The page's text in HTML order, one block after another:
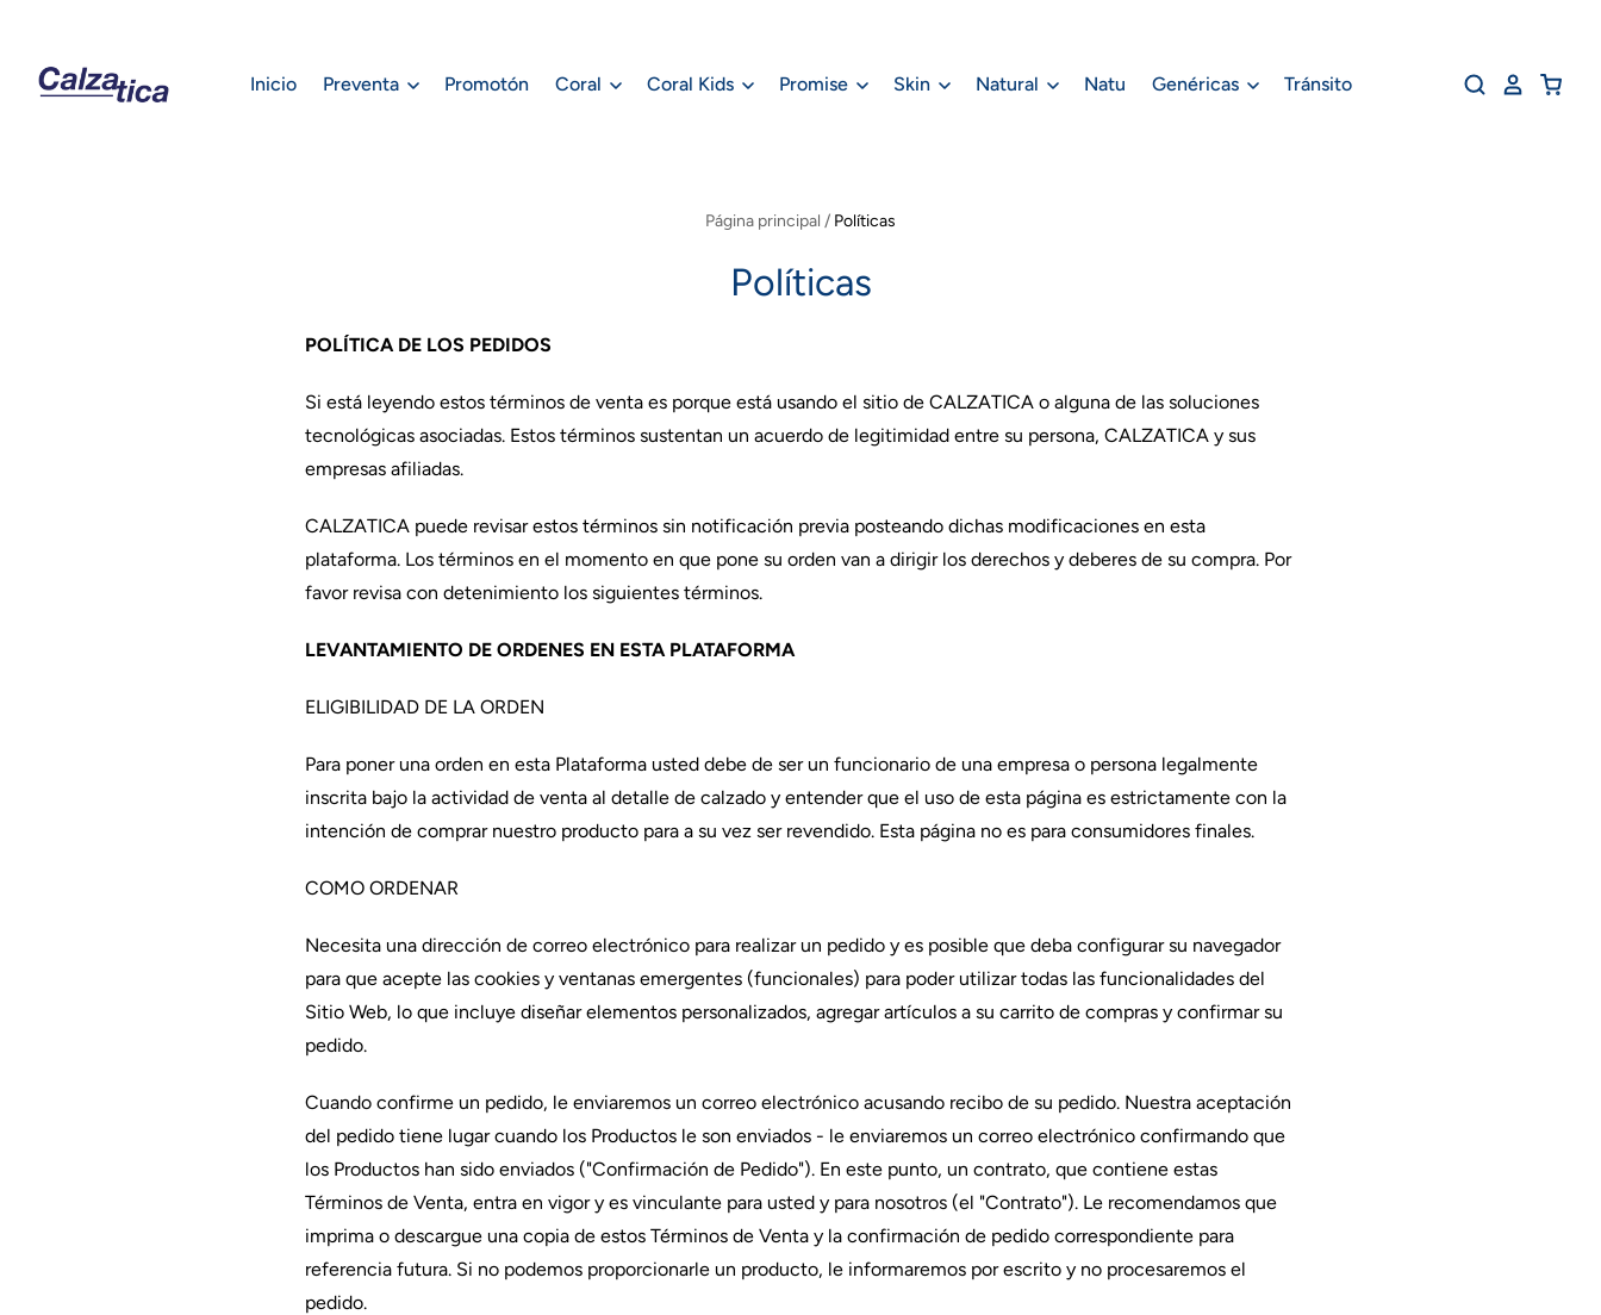
Inicio Preventa Promotón Coral Coral Kids Promise Skin Natural Natu Genéricas Tránsito
Página principal / Políticas
Políticas
POLÍTICA DE LOS PEDIDOS
Si está leyendo estos términos de venta es porque está usando el sitio de CALZATICA o alguna de las soluciones
tecnológicas asociadas. Estos términos sustentan un acuerdo de legitimidad entre su persona, CALZATICA y sus
empresas afiliadas.
CALZATICA puede revisar estos términos sin notificación previa posteando dichas modificaciones en esta
plataforma. Los términos en el momento en que pone su orden van a dirigir los derechos y deberes de su compra. Por
favor revisa con detenimiento los siguientes términos.
LEVANTAMIENTO DE ORDENES EN ESTA PLATAFORMA
ELIGIBILIDAD DE LA ORDEN
Para poner una orden en esta Plataforma usted debe de ser un funcionario de una empresa o persona legalmente
inscrita bajo la actividad de venta al detalle de calzado y entender que el uso de esta página es estrictamente con la
intención de comprar nuestro producto para a su vez ser revendido. Esta página no es para consumidores finales.
COMO ORDENAR
Necesita una dirección de correo electrónico para realizar un pedido y es posible que deba configurar su navegador
para que acepte las cookies y ventanas emergentes (funcionales) para poder utilizar todas las funcionalidades del
Sitio Web, lo que incluye diseñar elementos personalizados, agregar artículos a su carrito de compras y confirmar su
pedido.
Cuando confirme un pedido, le enviaremos un correo electrónico acusando recibo de su pedido. Nuestra aceptación
del pedido tiene lugar cuando los Productos le son enviados - le enviaremos un correo electrónico confirmando que
los Productos han sido enviados ("Confirmación de Pedido"). En este punto, un contrato, que contiene estas
Términos de Venta, entra en vigor y es vinculante para usted y para nosotros (el "Contrato"). Le recomendamos que
imprima o descargue una copia de estos Términos de Venta y la confirmación de pedido correspondiente para
referencia futura. Si no podemos proporcionarle un producto, le informaremos por escrito y no procesaremos el
pedido.